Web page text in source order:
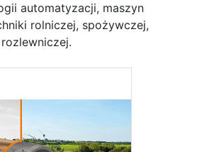
automatyzacji, maszyn
rolniczej, spożywczej,